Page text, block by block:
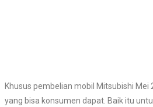
Khusus pembelian mobil Mitsubishi Mei
yang bisa konsumen dapat. Baik itu